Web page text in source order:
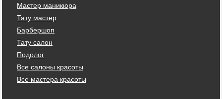
Мастер маникюра
Тату мастер
Барбершоп
Тату салон
Подолог
Все салоны красоты
Все мастера красоты